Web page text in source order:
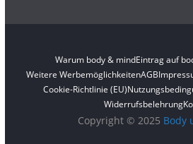
Warum body & mindEintrag auf
Weitere WerbemöglichkeitenAGB
Cookie-Richtlinie (EU)
Widerrufsbelehrung
Copyright © 2025 Body